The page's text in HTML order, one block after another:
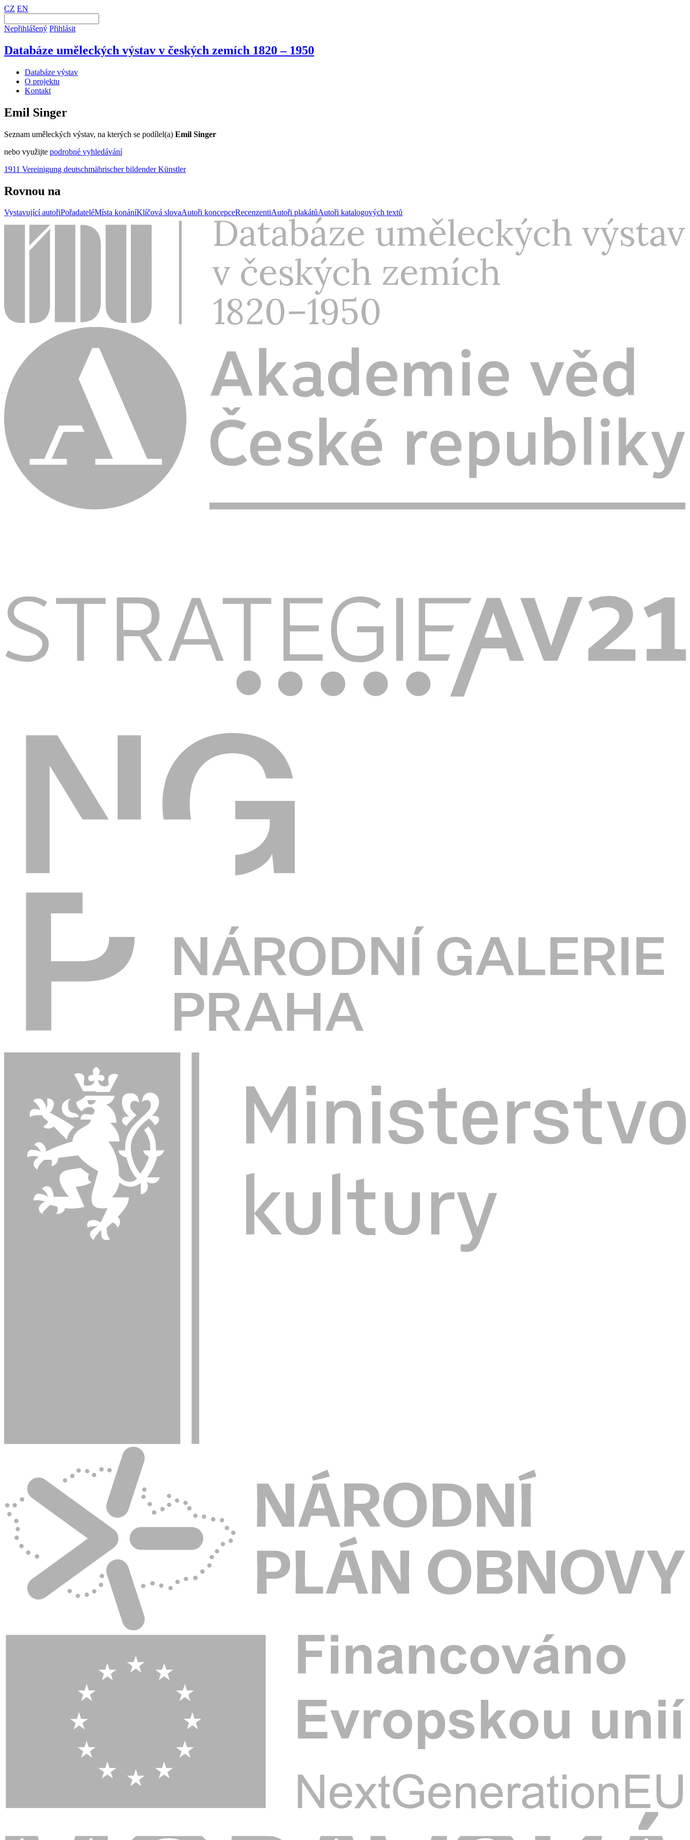
CZ EN
Nepřihlášený Přihlásit
Databáze uměleckých výstav v českých zemích 1820 – 1950
Databáze výstav
O projektu
Kontakt
Emil Singer
Seznam uměleckých výstav, na kterých se podílel(a) Emil Singer
nebo využijte podrobné vyhledávání
1911 Vereinigung deutschmährischer bildender Künstler
Rovnou na
Vystavující autořiPořadateléMísta konáníKlíčová slovaAutoři koncepceRecenzentiAutoři plakátůAutoři katalogových textů